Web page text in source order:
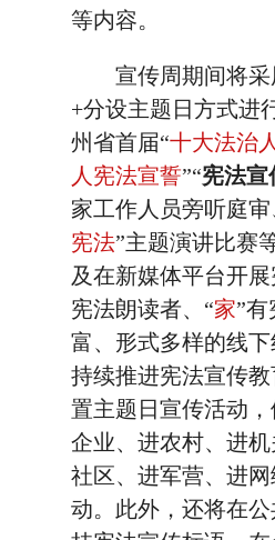
等内容。
宣传周期间将采
+分设主题日方式进
州省首届“十大法治
人宪法宣誓”“宪法宣
家工作人员旁听庭审
宪法”主题演讲比赛
及在新媒体平台开展
宪法朗读者、“家”有
富、形式多样的线
持续推进宪法宣传
置主题日宣传活动
企业、进农村、进
社区、进军营、进
动。此外，还将在